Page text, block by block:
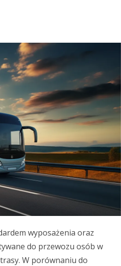
wyposażenia oraz
do przewozu osób w
W porównaniu do